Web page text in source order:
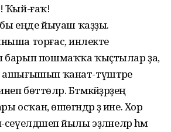
Ҡый-ғаҡ!
еңде йыуаш ҡаҙҙы.
торғас, инәлекте
барып пошмаҡҡа ҡыҫтылар ҙа,
ашығышып ҡанат-түштәре
бөттөләр. Бәтмәкәйҙәрҙең
осҡан, өшөгәндәр ҙә ине. Хор
йылы эҙләнеләр һәм